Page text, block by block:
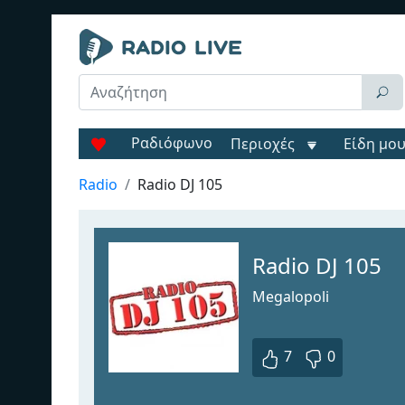
Ραδιόφωνο Περιοχές Είδη
Radio Radio DJ 105
Radio DJ 105
Megalopoli
7 0